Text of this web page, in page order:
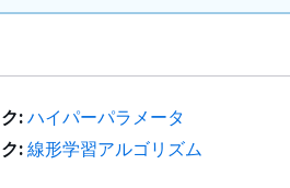
: ハイパーパラメータ
: 線形学習アルゴリズム